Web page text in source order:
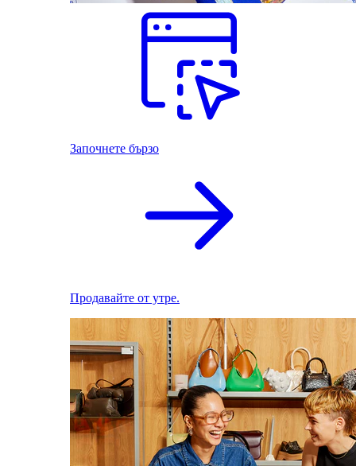
Започнете бързо
Продавайте от утре.